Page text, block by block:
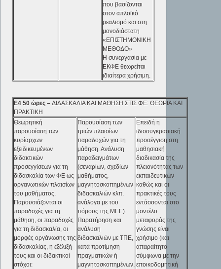
που βασίζονται
στον απλοϊκό
ρεαλισμό και στη
μονοδιάστατη
«ΕΠΙΣΤΗΜΟΝΙΚΗ
ΜΕΘΟΔΟ»
Η συνεργασία με
ΕΚΦΕ θεωρείται
ιδιαίτερα χρήσιμη.
Ε450 ώρες –ΔΙΔΑΣΚΑΛΙΑ ΚΑΙ ΜΑΘΗΣΗ ΣΤΙΣ ΦΕ: ΘΕΩΡΙΑ ΚΑΙ
ΠΡΑΚΤΙΚΗ
Θεωρητική
παρουσίαση των
κυρίαρχων
εξειδικευμένων
διδακτικών
προσεγγίσεων για τη
διδασκαλία των ΦΕ ως
οργανωτικών πλαισίων
του μαθήματος.
Παρουσιάζονται οι
παραδοχές για τη
μάθηση, οι παραδοχές
για τη διδασκαλία, οι
μορφές οργάνωσης της
διδασκαλίας, η εξέλιξή
τους και οι διδακτικοί
στόχοι:
Παρουσίαση των
τριών πλαισίων
παραδοχών για τη
μάθηση. Ανάλυση
παραδειγμάτων
(σεναρίων, σχεδίων
μαθήματος,
μαγνητοσκοπημένων
διδασκαλιών κλπ.
ανάλογα με του
πόρους της ΜΕΕ).
Παρατήρηση και
ανάλυση
διδασκαλιών με ΤΠΕ,
κατά προτίμηση
πραγματικών ή
μαγνητοσκοπημένων,
Επειδή η
ιδιοσυγκρασιακή
προσέγγιση στη
μαθησιακή
διαδικασία της
πλειονότητας των
εκπαιδευτικών
καθώς και οι
πρακτικές τους
εντάσσονται στο
μοντέλο
μεταφοράς της
γνώσης είναι
χρήσιμο (και
απαραίτητο
σύμφωνα με την
εποικοδομητική